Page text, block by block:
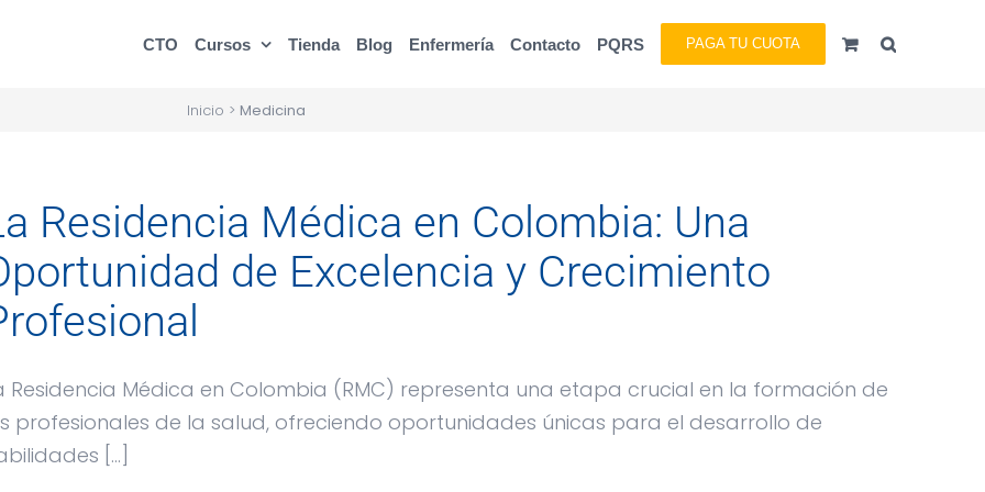
CTO Cursos Tienda Blog Enfermería Contacto PQRS PAGA TU CUOTA
Inicio > Medicina
Residencia Médica en Colombia: Una
de Excelencia y Crecimiento
Residencia Médica en Colombia (RMC) representa una etapa crucial en la formación de
profesionales de la salud, ofreciendo oportunidades únicas para el desarrollo de
[...]